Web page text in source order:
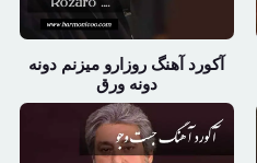
آکورد آهنگ روزارو میزنم دونه
دونه ورق